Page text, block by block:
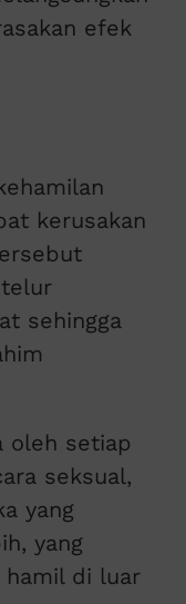
efek
kerusakan
sehingga
oleh setiap
seksual,
yang
yang
hamil di luar